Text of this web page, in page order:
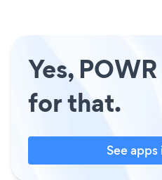
Yes,
for that.
See